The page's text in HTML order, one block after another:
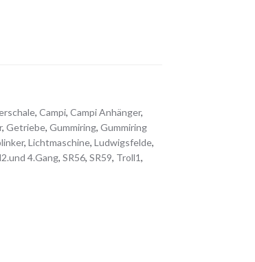
, Campi, Campi Anhänger,
, Getriebe, Gummiring, Gummiring
, Lichtmaschine, Ludwigsfelde,
4.Gang, SR56, SR59, Troll1,